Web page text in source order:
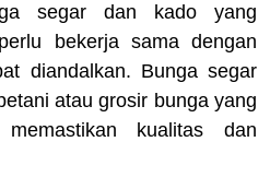
segar dan kado yang
bekerja sama dengan
diandalkan. Bunga segar
atau grosir bunga yang
kualitas dan